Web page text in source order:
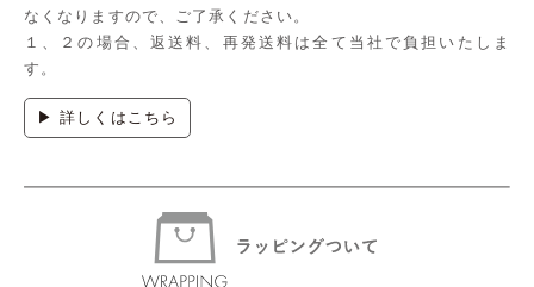
なくなりますので、ご了承ください。
１、２の場合、返送料、再発送料は全て当社で負担いたしま
す。
▶ 詳しくはこちら